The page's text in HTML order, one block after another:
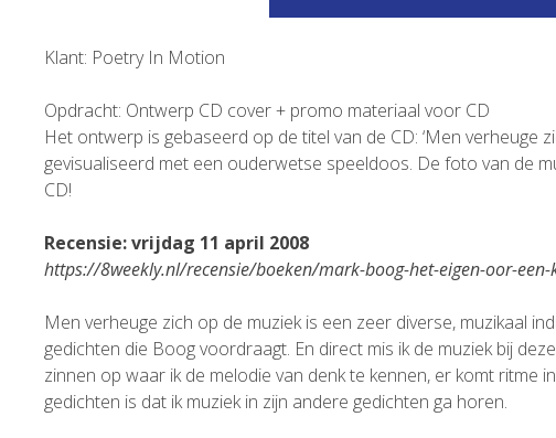
Klant: Poetry In Motion
Opdracht: Ontwerp CD cover + promo materiaal voor CD
Het ontwerp is gebaseerd op de titel van de CD: ‘Men verheuge
gevisualiseerd met een ouderwetse speeldoos. De foto van de
CD!
Recensie: vrijdag 11 april 2008
https://8weekly.nl/recensie/boeken/mark-boog-het-eigen-oor-
Men verheuge zich op de muziek is een zeer diverse, muzikaal
gedichten die Boog voordraagt. En direct mis ik de muziek bij
zinnen op waar ik de melodie van denk te kennen, er komt ritme
gedichten is dat ik muziek in zijn andere gedichten ga horen.